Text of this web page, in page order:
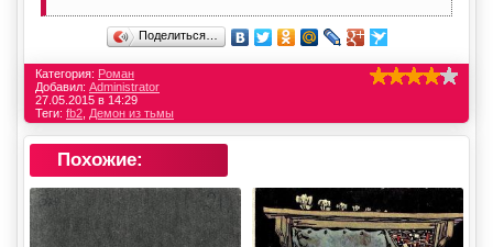
Поделиться…
Категория: Роман
Добавил: Administrator
27.05.2015 в 14:29
Теги: fb2 Демон из тьмы
Похожие: